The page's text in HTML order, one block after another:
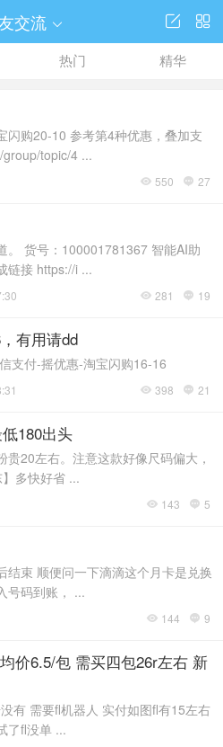
交流  

热门 精华
闪购20-10 参考第4种优惠，叠加支
topic/4 ...
 550  27
。 货号：100001781367 智能AI助
链接 https://i ...
 281  19
有用请dd
支付-摇优惠-淘宝闪购16-16
 398  21
180出头
20左右。注意这款好像尺码偏大，
多快好省 ...
 143  5
结束 顺便问一下滴滴这个月卡是兑换
号码到账， ...
 144  9
价6.5/包 需买四包26r左右 新
有 需要fl机器人 实付如图fl有15左右
了fl没单 ...